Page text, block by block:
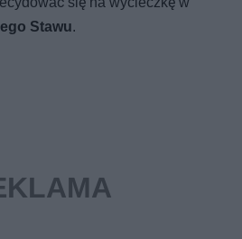
Stawu.